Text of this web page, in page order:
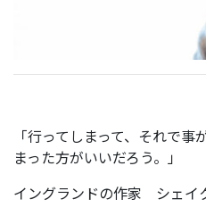
「行ってしまって、それで
まった方がいいだろう。」
イングランドの作家 シェイ